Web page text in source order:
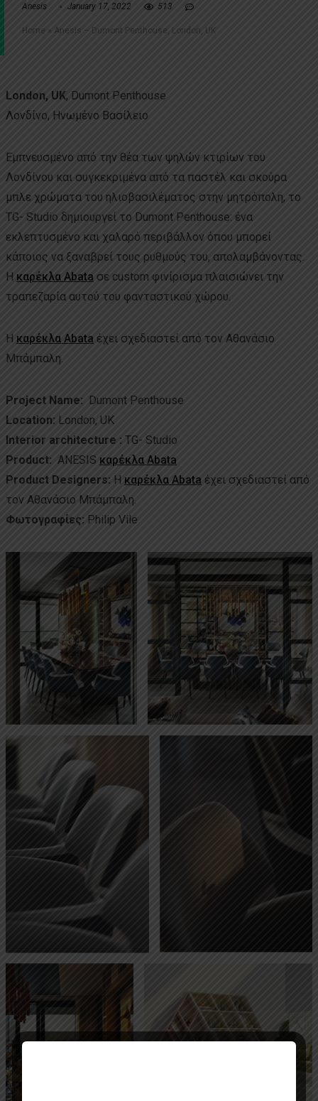
Anesis January 17, 2022 513
Home » Anesis – Dumont Penthouse, London, UK
London, UK, Dumont Penthouse
Λονδίνο, Ηνωμένο Βασίλειο
Εμπνευσμένο από την θέα των ψηλών κτιρίων του
Λονδίνου και συγκεκριμένα από τα παστέλ και σκούρα
μπλε χρώματα του ηλιοβασιλέματος στην μητρόπολη, το
TG- Studio δημιουργεί το Dumont Penthouse: ένα
εκλεπτυσμένο και χαλαρό περιβάλλον όπου μπορεί
κάποιος να ξαναβρεί τους ρυθμούς του, απολαμβάνοντας.
Η καρέκλα Abata σε custom φινίρισμα πλαισιώνει την
τραπεζαρία αυτού του φανταστικού χώρου.
Η καρέκλα Abata έχει σχεδιαστεί από τον Αθανάσιο
Μπάμπαλη.
Project Name: Dumont Penthouse
Location: London, UK
Interior architecture : TG- Studio
Product: ANESIS καρέκλα Abata
Product Designers: Η καρέκλα Abata έχει σχεδιαστεί από
τον Αθανάσιο Μπάμπαλη.
Φωτογραφίες: Philip Vile